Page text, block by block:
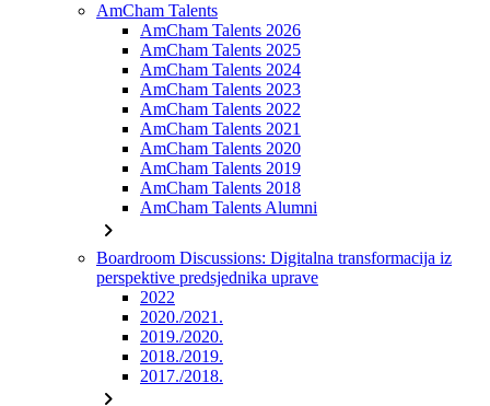
AmCham Talents
AmCham Talents 2026
AmCham Talents 2025
AmCham Talents 2024
AmCham Talents 2023
AmCham Talents 2022
AmCham Talents 2021
AmCham Talents 2020
AmCham Talents 2019
AmCham Talents 2018
AmCham Talents Alumni
chevron_right
Boardroom Discussions: Digitalna transformacija iz
perspektive predsjednika uprave
2022
2020./2021.
2019./2020.
2018./2019.
2017./2018.
chevron_right